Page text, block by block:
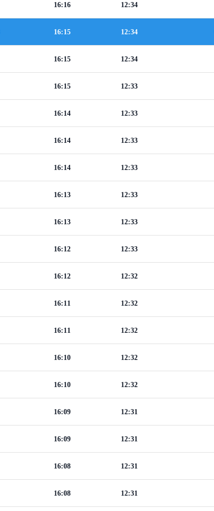
12:34
16:16
12:34
16:15
12:34
16:15
12:33
16:15
12:33
16:14
12:33
16:14
12:33
16:14
12:33
16:13
12:33
16:13
12:33
16:12
12:32
16:12
12:32
16:11
12:32
16:11
12:32
16:10
12:32
16:10
12:31
16:09
12:31
16:09
12:31
16:08
12:31
16:08